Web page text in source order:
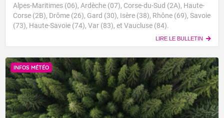
Alpes-Maritimes (06), Ardèche (07), Corse-du-Sud (2A), Haute-
Corse (2B), Drôme (26), Gard (30), Isère (38), Rhône (69), Savoie
(73), Haute-Savoie (74), Var (83), et Vaucluse (84).
LIRE LE BULLETIN
INFOS MÉTÉO